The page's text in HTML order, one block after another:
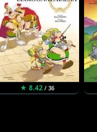
★ 8.42/ 36